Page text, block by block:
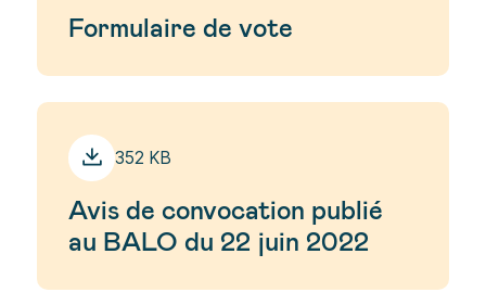
Formulaire de vote
352 KB
Avis de convocation publié
au BALO du 22 juin 2022